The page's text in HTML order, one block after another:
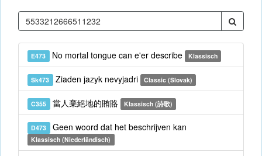
E473 No mortal tongue can e'er describe Klassisch
Sk473 Ziaden jazyk nevyjadri Classic (Slovak)
C355 當人棄絕地的賄賂 Klassisch (詩歌)
D473 Geen woord dat het beschrijven kan
Klassisch (Niederländisch)